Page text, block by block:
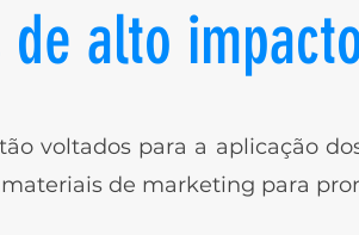
de alto
voltados para a aplicação
de marketing para